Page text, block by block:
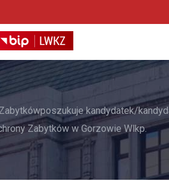
kandydatek/
Zabytków w Gorzowie Wlkp.